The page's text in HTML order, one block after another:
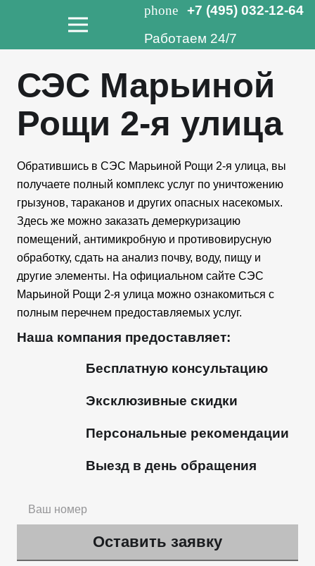
phone
+7 (495) 032-12-64
Работаем 24/7
СЭС Марьиной
Рощи 2-я улица
Обратившись в СЭС Марьиной Рощи 2-я улица, вы
получаете полный комплекс услуг по уничтожению
грызунов, тараканов и других опасных насекомых.
Здесь же можно заказать демеркуризацию
помещений, антимикробную и противовирусную
обработку, сдать на анализ почву, воду, пищу и
другие элементы. На официальном сайте СЭС
Марьиной Рощи 2-я улица можно ознакомиться с
полным перечнем предоставляемых услуг.
Наша компания предоставляет:
Бесплатную консультацию
Эксклюзивные скидки
Персональные рекомендации
Выезд в день обращения